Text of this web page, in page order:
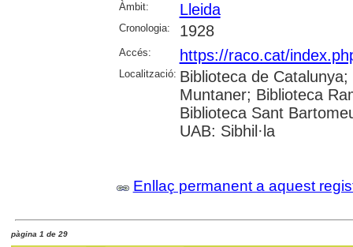
Àmbit: Lleida
Cronologia: 1928
Accés: https://raco.cat/
Localització: Biblioteca de
Muntaner; Biblioteca
Biblioteca Sant
UAB: Sibhil·la
Enllaç permanent a aquest
pàgina 1 de 29